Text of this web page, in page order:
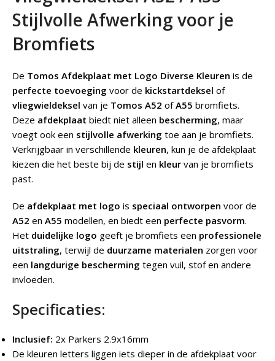
Stijlvolle Afwerking voor je
Bromfiets
De Tomos Afdekplaat met Logo Diverse Kleuren is de
perfecte toevoeging voor de kickstartdeksel of
vliegwieldeksel van je Tomos A52 ofA55 bromfiets.
Deze afdekplaat biedt niet alleen bescherming, maar
voegt ook een stijlvolle afwerking toe aan je bromfiets.
Verkrijgbaar in verschillende kleuren, kun je de afdekplaat
kiezen die het beste bij de stijl en kleur van je bromfiets
past.
De afdekplaat met logo is speciaal ontworpen voor de
A52 en A55 modellen, en biedt een perfecte pasvorm.
Het duidelijke logo geeft je bromfiets een professionele
uitstraling, terwijl de duurzame materialen zorgen voor
een langdurige bescherming tegen vuil, stof en andere
invloeden.
Specificaties:
Inclusief: 2x Parkers 2.9x16mm
De kleuren letters liggen iets dieper in de afdekplaat voor